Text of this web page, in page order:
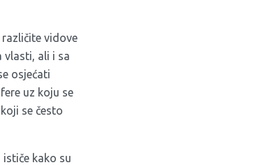
vidove
ali i sa
osjećati
uz koju se
se često
kako su